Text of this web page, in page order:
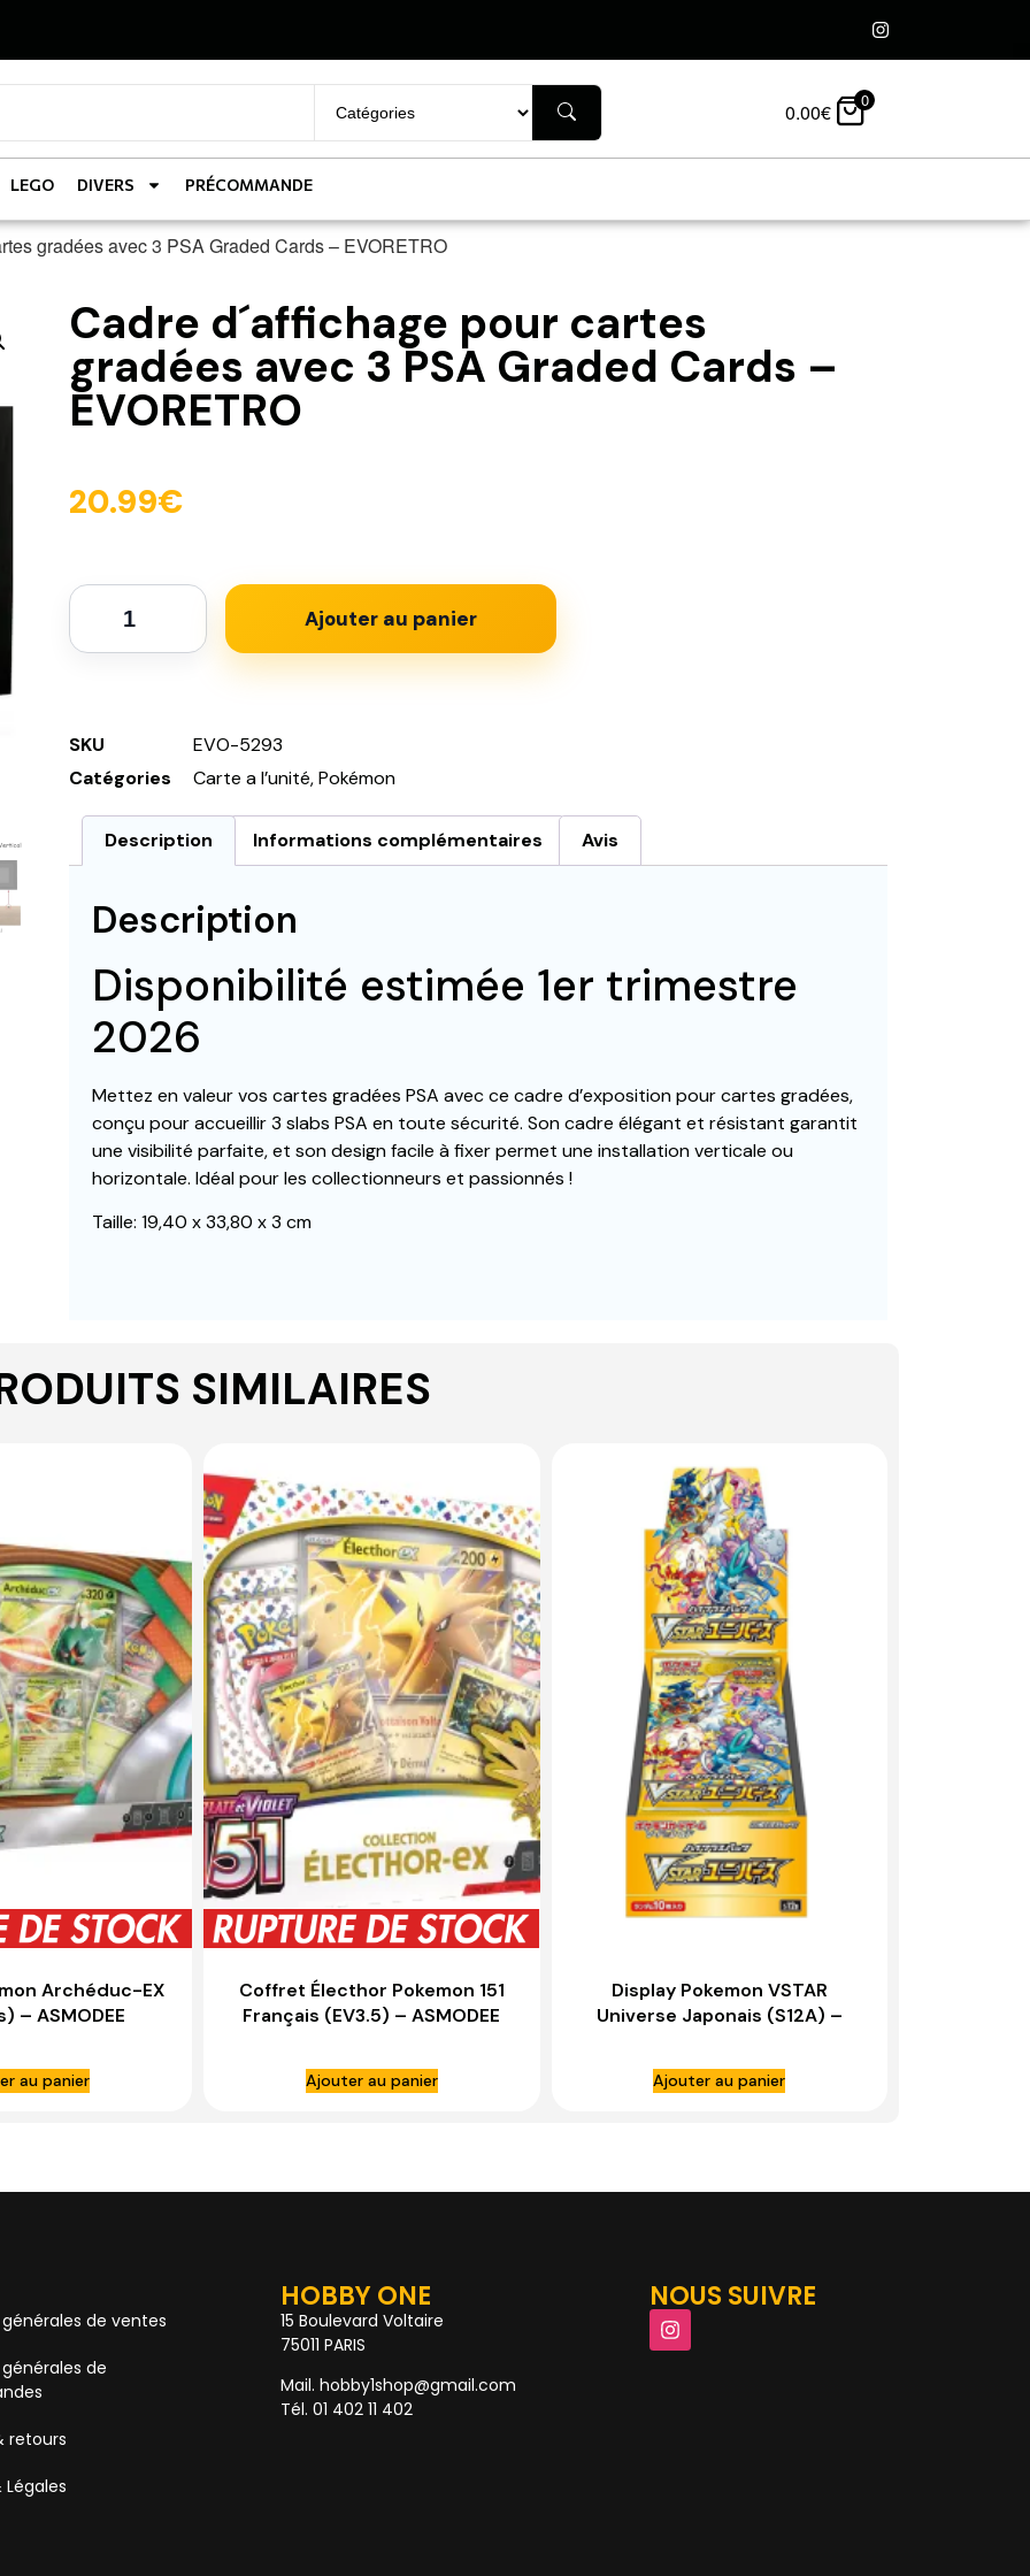
0.00€ 0
LEGO DIVERS PRÉCOMMANDE
gradées avec 3 PSA Graded Cards – EVORETRO
Cadre d´affichage pour cartes
gradées avec 3 PSA Graded Cards –
EVORETRO
20.99€
Ajouter au panier
SKU
EVO-5293
Catégories
Carte a l’unité,Pokémon
Description Informations complémentaires Avis
Description
Disponibilité estimée 1er trimestre
2026
Mettez en valeur vos cartes gradées PSA avec ce cadre d’exposition pour cartes gradées,
conçu pour accueillir 3 slabs PSA en toute sécurité. Son cadre élégant et résistant garantit
une visibilité parfaite, et son design facile à fixer permet une installation verticale ou
horizontale. Idéal pour les collectionneurs et passionnés !
Taille: 19,40 x 33,80 x 3 cm
SIMILAIRES
Archéduc-EX
– ASMODEE
au panier
Coffret Électhor Pokemon 151
Français (EV3.5) – ASMODEE
Ajouter au panier
Display Pokemon VSTAR
Universe Japonais (S12A) –
Ajouter au panier
de ventes
de
retours
HOBBY ONE
15 Boulevard Voltaire
75011 PARIS
Mail. hobby1shop@gmail.com
Tél. 01 402 11 402
NOUS SUIVRE